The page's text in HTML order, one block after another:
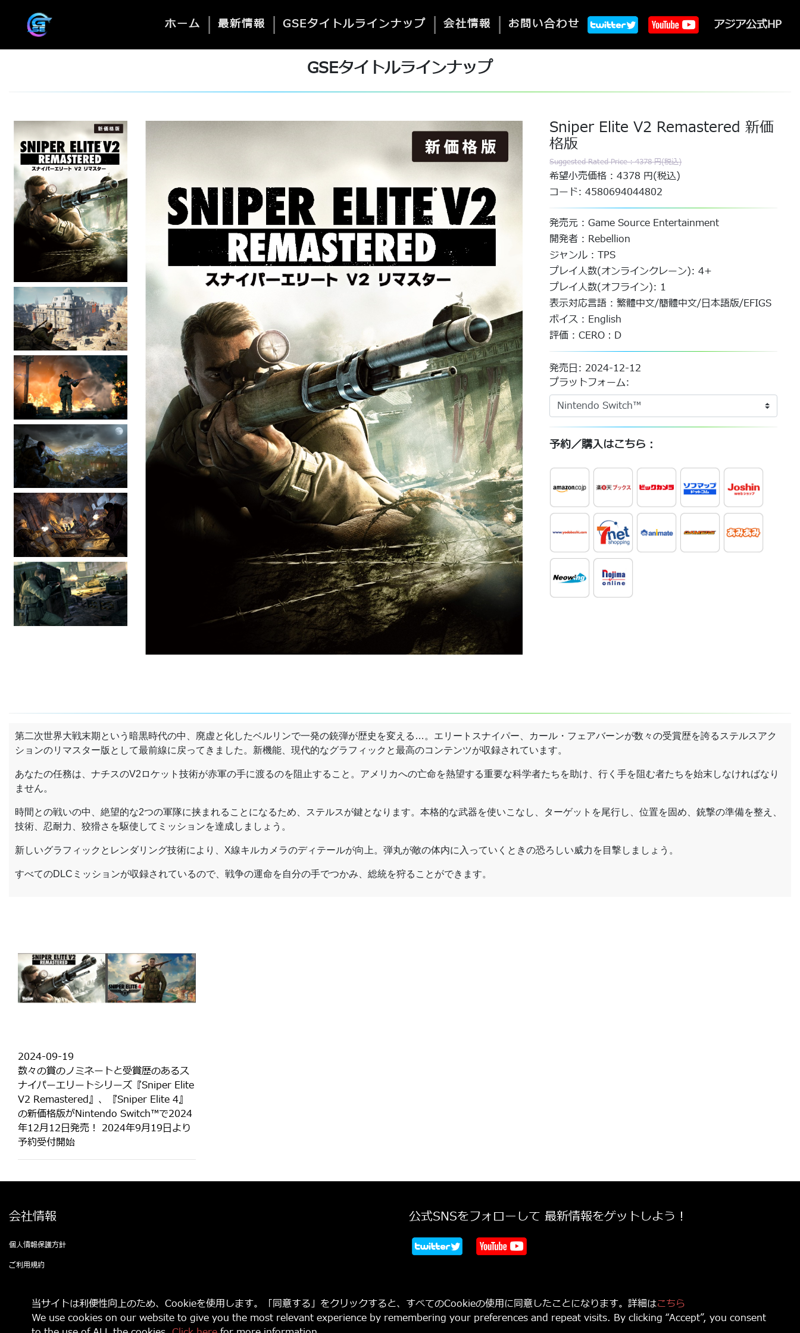
ホーム | 最新情報 | GSEタイトルラインナップ | 会社情報 | お問い合わせ アジア公式HP
GSEタイトルラインナップ
Sniper Elite V2 Remastered 新価
格版
Suggested Rated Price : 4378 円(税込)
希望小売価格 : 4378 円(税込)
コード: 4580694044802
発売元 : Game Source Entertainment
開発者 : Rebellion
ジャンル : TPS
プレイ人数(オンラインクレーン): 4+
プレイ人数(オフライン): 1
表示対応言語 : 繁體中文/簡體中文/日本語版/EFIGS
ボイス : English
評価 : CERO：D
発売日: 2024-12-12
プラットフォーム:
予約／購入はこちら：
第二次世界大戦末期という暗黒時代の中、廃虚と化したベルリンで一発の銃弾が歴史を変える…。エリートスナイパー、カール・フェアバーンが数々の受賞歴を誇るステルスアク
ションのリマスター版として最前線に戻ってきました。新機能、現代的なグラフィックと最高のコンテンツが収録されています。
あなたの任務は、ナチスのV2ロケット技術が赤軍の手に渡るのを阻止すること。アメリカへの亡命を熱望する重要な科学者たちを助け、行く手を阻む者たちを始末しなければなり
ません。
時間との戦いの中、絶望的な2つの軍隊に挟まれることになるため、ステルスが鍵となります。本格的な武器を使いこなし、ターゲットを尾行し、位置を固め、銃撃の準備を整え、
技術、忍耐力、狡猾さを駆使してミッションを達成しましょう。
新しいグラフィックとレンダリング技術により、X線キルカメラのディテールが向上。弾丸が敵の体内に入っていくときの恐ろしい威力を目撃しましょう。
すべてのDLCミッションが収録されているので、戦争の運命を自分の手でつかみ、総統を狩ることができます。
2024-09-19
数々の賞のノミネートと受賞歴のあるス
ナイパーエリートシリーズ『Sniper Elite
V2 Remastered』、『Sniper Elite 4』
の新価格版がNintendo Switch™で2024
年12月12日発売！ 2024年9月19日より
予約受付開始
当サイトは利便性向上のため、Cookieを使用します。「同意する」をクリックすると、すべてのCookieの使用に同意したことになります。詳細はこちら
We use cookies on our website to give you the most relevant experience by remembering your preferences and repeat visits. By clicking “Accept”, you consent
会社情報
個人情報保護方針
ご利用規約
公式SNSをフォローして 最新情報をゲットしよう！
© 2021 Game Source Entertainment All Right Reserved